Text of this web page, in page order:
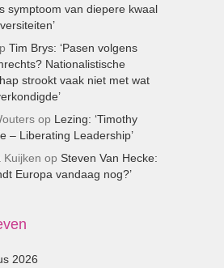
symptoom van diepere kwaal
Tim Brys: ‘Pasen volgens
Nationalistische
strookt vaak niet met wat
op Lezing: ‘Timothy
– Liberating Leadership’
Kuijken op Steven Van Hecke:
Europa vandaag nog?’
2026